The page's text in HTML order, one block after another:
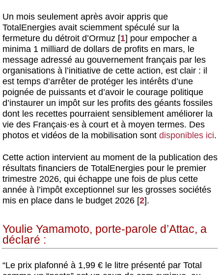
Un mois seulement après avoir appris que
TotalEnergies avait sciemment spéculé sur la
fermeture du détroit d’Ormuz [1] pour empocher a
minima 1 milliard de dollars de profits en mars, le
message adressé au gouvernement français par les
organisations à l’initiative de cette action, est clair : il
est temps d’arrêter de protéger les intérêts d’une
poignée de puissants et d’avoir le courage politique
d’instaurer un impôt sur les profits des géants fossiles
dont les recettes pourraient sensiblement améliorer la
vie des Français·es à court et à moyen termes. Des
photos et vidéos de la mobilisation sont disponibles ici.
Cette action intervient au moment de la publication des
résultats financiers de TotalEnergies pour le premier
trimestre 2026, qui échappe une fois de plus cette
année à l’impôt exceptionnel sur les grosses sociétés
mis en place dans le budget 2026 [2].
Youlie Yamamoto, porte-parole d’Attac, a
déclaré :
“Le prix plafonné à 1,99 € le litre présenté par Total